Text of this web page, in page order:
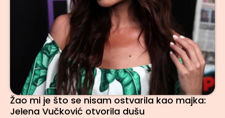
Žao mi je što se nisam ostvarila kao majka:
Jelena Vučković otvorila dušu